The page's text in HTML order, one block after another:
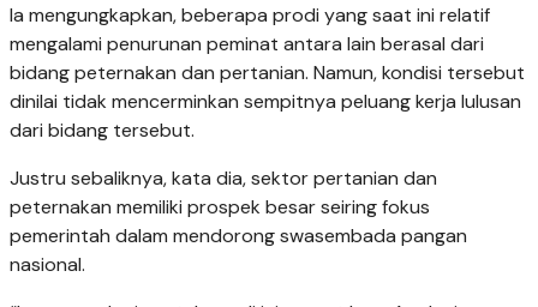
Ia mengungkapkan, beberapa prodi yang saat ini relatif
mengalami penurunan peminat antara lain berasal dari
bidang peternakan dan pertanian. Namun, kondisi tersebut
dinilai tidak mencerminkan sempitnya peluang kerja lulusan
dari bidang tersebut.
Justru sebaliknya, kata dia, sektor pertanian dan
peternakan memiliki prospek besar seiring fokus
pemerintah dalam mendorong swasembada pangan
nasional.